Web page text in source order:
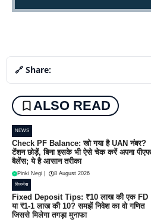
🔗 Share:
ALSO READ
NEWS
Check PF Balance: खो गया है UAN नंबर?
टेंशन छोड़ें, बिना इसके भी ऐसे चेक करें अपना पीएफ
बैलेंस; ये है आसान तरीका
Pinki Negi 8 August 2026
बिजनेस
Fixed Deposit Tips: ₹10 लाख की एक FD
या ₹1-1 लाख की 10? समझें निवेश का वो गणित
जिससे मिलेगा तगड़ा मुनाफा